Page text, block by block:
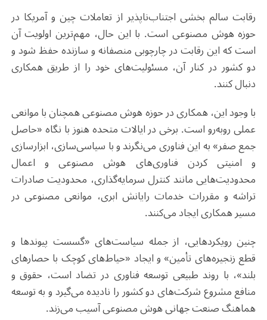
رقابت سالم بخشی اجتناب‌ناپذیر از تعاملات چین و آمریکا در
حوزه هوش مصنوعی است. با این حال، مهم‌ترین اولویت آن
است که این رقابت در چارچوبی منصفانه و سازنده حفظ شود و
دو کشور در کنار آن، مسئولیت‌های خود را از طریق همکاری
دنبال کنند.
با وجود این، همکاری در حوزه هوش مصنوعی همچنان با موانعی
عملی روبه‌رو است. برخی در ایالات متحده هنوز با نگاه «حاصل
جمع صفر» به این فناوری می‌نگرند و با سیاسی‌سازی، ابزارسازی
و امنیتی کردن فناوری‌های هوش مصنوعی و اعمال
محدودیت‌هایی مانند کنترل سرمایه‌گذاری، محدودیت صادرات
تراشه و مقررات خدمات رایانش ابری، موانعی مصنوعی در
مسیر همکاری ایجاد می‌کنند.
چنین رویکردهایی، از جمله سیاست‌های «گسست پیوندها و
قطع زنجیره‌های تأمین» و ایجاد «حیاط‌های کوچک با حصارهای
بلند»، با روند طبیعی توسعه فناوری در تضاد است، حقوق و
منافع مشروع شرکت‌های دو کشور را نادیده می‌گیرد و به توسعه
هماهنگ صنعت جهانی هوش مصنوعی آسیب می‌زند.